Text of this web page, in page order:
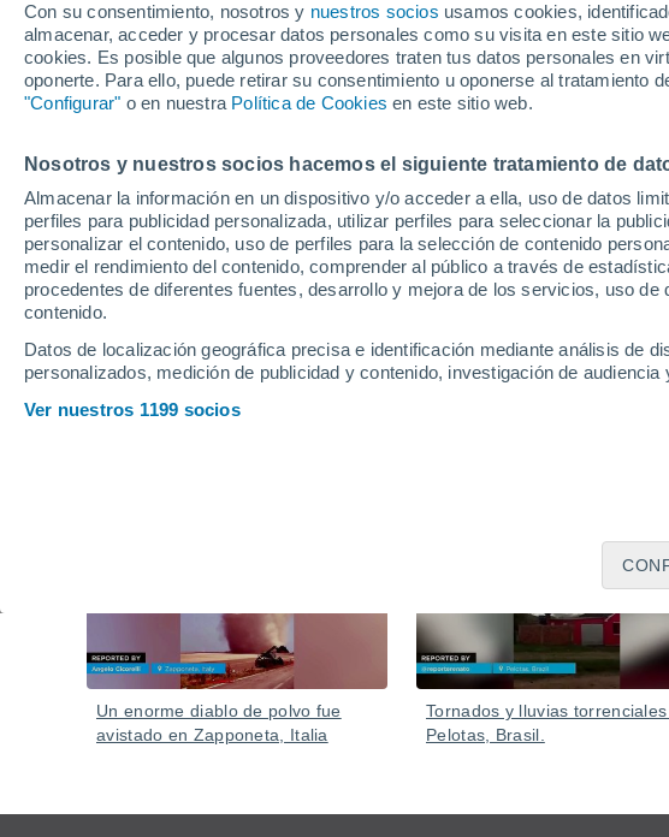
Con su consentimiento, nosotros y nuestros socios usamos cookies,
almacenar, acceder y procesar datos personales como su visita en este sitio
cookies. Es posible que algunos proveedores traten tus datos personales en
oponerte. Para ello, puede retirar su consentimiento u oponerse al tratamiento
"Configurar" o en nuestra Política de Cookies en este sitio web.
Nosotros y nuestros socios hacemos el siguiente tratamiento de
Almacenar la información en un dispositivo y/o acceder a ella, uso de datos
perfiles para publicidad personalizada, utilizar perfiles para seleccionar la
personalizar el contenido, uso de perfiles para la selección de contenido
medir el rendimiento del contenido, comprender al público a través de
procedentes de diferentes fuentes, desarrollo y mejora de los servicios, uso
contenido.
Datos de localización geográfica precisa e identificación mediante análisis de
personalizados, medición de publicidad y contenido, investigación de
Ver nuestros 1199 socios
¡Las lluvias torrenciales
catastróficas en Tokio, Japón!
advertencias que alertan a la
riesgo de desastre
Una línea de tormentas severas se desarrolló sobre Tokio y áreas
en pocos minutos en sectores céntricos.
Un enorme diablo de polvo fue
avistado en Zapponeta, Italia
Tornados y lluvias
Pelotas, Brasil.